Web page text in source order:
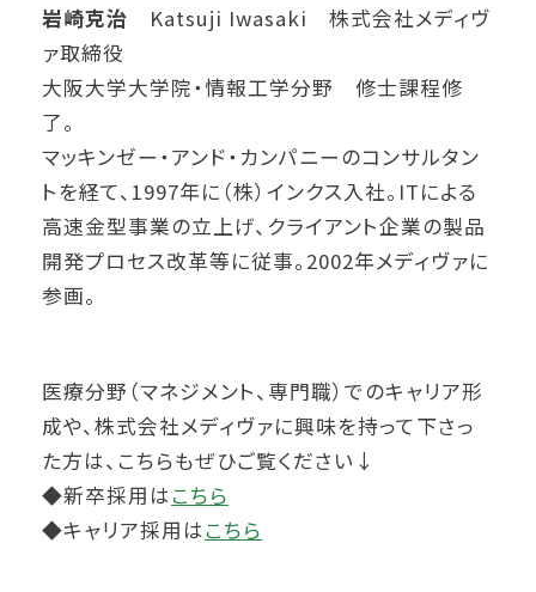
岩崎克治 Katsuji Iwasaki 株式会社メディヴ
ァ取締役
大阪大学大学院・情報工学分野 修士課程修
了。
マッキンゼー・アンド・カンパニーのコンサルタン
トを経て、1997年に（株）インクス入社。ITによる
高速金型事業の立上げ、クライアント企業の製品
開発プロセス改革等に従事。2002年メディヴァに
参画。
医療分野（マネジメント、専門職）でのキャリア形
成や、株式会社メディヴァに興味を持って下さっ
た方は、こちらもぜひご覧ください↓
◆新卒採用はこちら
◆キャリア採用はこちら